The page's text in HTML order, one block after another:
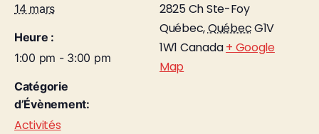
14 mars
Heure :
1:00 pm - 3:00 pm
Catégorie
d’Évènement:
Activités
2825 Ch Ste-Foy
Québec,QuébecG1V
1W1 Canada + Google
Map